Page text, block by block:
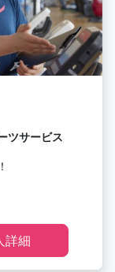
ツサービス
詳細